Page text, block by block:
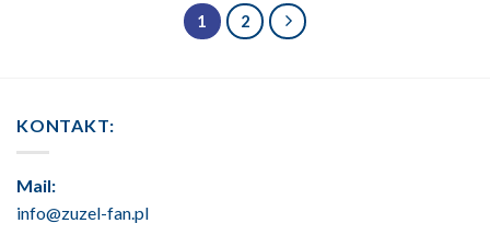
1 2
KONTAKT:
Mail:
info@zuzel-fan.pl